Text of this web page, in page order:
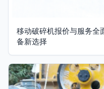
移动破碎机报价与服务全
备新选择